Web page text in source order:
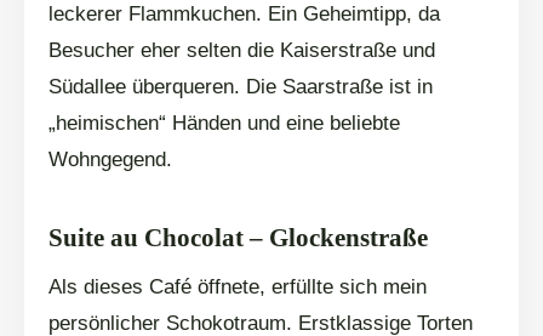
leckerer Flammkuchen. Ein Geheimtipp, da
Besucher eher selten die Kaiserstraße und
Südallee überqueren. Die Saarstraße ist in
„heimischen“ Händen und eine beliebte
Wohngegend.
Suite au Chocolat – Glockenstraße
Als dieses Café öffnete, erfüllte sich mein
persönlicher Schokotraum. Erstklassige Torten